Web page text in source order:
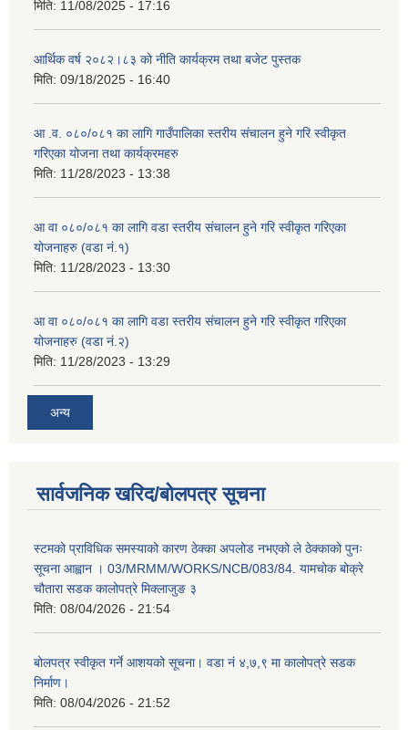
मिति: 11/08/2025 - 17:16
आर्थिक वर्ष २०८२।८३ को नीति कार्यक्रम तथा बजेट पुस्तक
मिति: 09/18/2025 - 16:40
आ .व. ०८०/०८१ का लागि गाउँपालिका स्तरीय संचालन हुने गरि स्वीकृत
गरिएका योजना तथा कार्यक्रमहरु
मिति: 11/28/2023 - 13:38
आ वा ०८०/०८१ का लागि वडा स्तरीय संचालन हुने गरि स्वीकृत गरिएका
योजनाहरु (वडा नं.१)
मिति: 11/28/2023 - 13:30
आ वा ०८०/०८१ का लागि वडा स्तरीय संचालन हुने गरि स्वीकृत गरिएका
योजनाहरु (वडा नं.२)
मिति: 11/28/2023 - 13:29
अन्य
सार्वजनिक खरिद/बोलपत्र सूचना
स्टमको प्राविधिक समस्याको कारण ठेक्का अपलोड नभएको ले ठेक्काको पुनः
सूचना आह्वान । 03/MRMM/WORKS/NCB/083/84. यामचोक बोक्रे
चौतारा सडक कालोपत्रे मिक्लाजुङ ३
मिति: 08/04/2026 - 21:54
बोलपत्र स्वीकृत गर्ने आशयको सूचना। वडा नं ४,७,९ मा कालोपत्रे सडक
निर्माण।
मिति: 08/04/2026 - 21:52